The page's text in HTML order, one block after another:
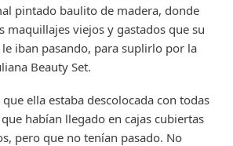
pintado baulito de madera, donde
maquillajes viejos y gastados que su
iban pasando, para suplirlo por la
Beauty Set.
ella estaba descolocada con todas
habían llegado en cajas cubiertas
pero que no tenían pasado. No